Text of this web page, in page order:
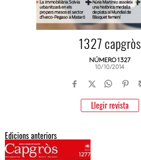
1327 capgròs
NÚMERO 1327
10/10/2014
Llegir revista
Edicions anteriors